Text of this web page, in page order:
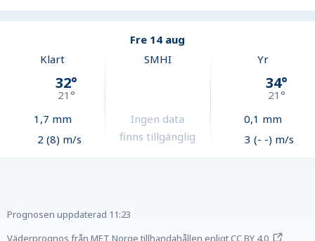
Fre 14 aug
Klart
32°
21°
1,7 mm
2 (8) m/s
SMHI
Ingen data
finns tillgänglig
Yr
34°
21°
0,1 mm
3 (- -) m/s
Prognosen uppdaterad 11:23